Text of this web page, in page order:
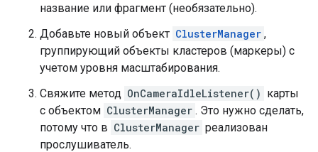
название или фрагмент (необязательно).
Добавьте новый объект ClusterManager ,
группирующий объекты кластеров (маркеры) с
учетом уровня масштабирования.
Свяжите метод OnCameraIdleListener() карты
с объектом ClusterManager . Это нужно сделать,
потому что в ClusterManager реализован
прослушиватель.